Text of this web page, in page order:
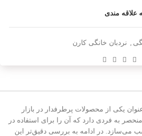
علاقه مندی
, نردبان خانگی کارن
یکی از محصولات پرطرفدار در بازار
به فردی دارد که آن را برای استفاده در
می‌سازد. در ادامه به بررسی دقیق‌تر این